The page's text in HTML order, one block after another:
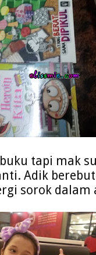
tapi mak
Adik
sorok